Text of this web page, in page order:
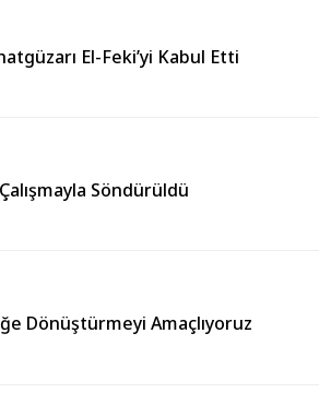
El-Feki’yi Kabul Etti
Söndürüldü
Dönüştürmeyi Amaçlıyoruz